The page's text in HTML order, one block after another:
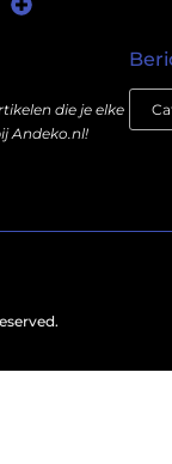
die je elke
Andeko.nl!